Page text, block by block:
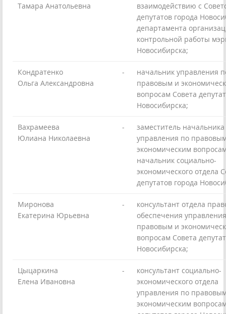
Тамара Анатольевна
взаимодействию с
депутатов города
департамента
контрольной работы
Новосибирска;
Кондратенко
Ольга Александровна
-
начальник управления
правовым и
вопросам Совета
Новосибирска;
Вахрамеева
Юлиана Николаевна
-
заместитель начальника
управления по
экономическим
начальник социально-
экономического отдела
депутатов города
Миронова
Екатерина Юрьевна
-
консультант отдела
обеспечения
правовым и
вопросам Совета
Новосибирска;
Цыцаркина
Елена Ивановна
-
консультант социально-
экономического отдела
управления по
экономическим